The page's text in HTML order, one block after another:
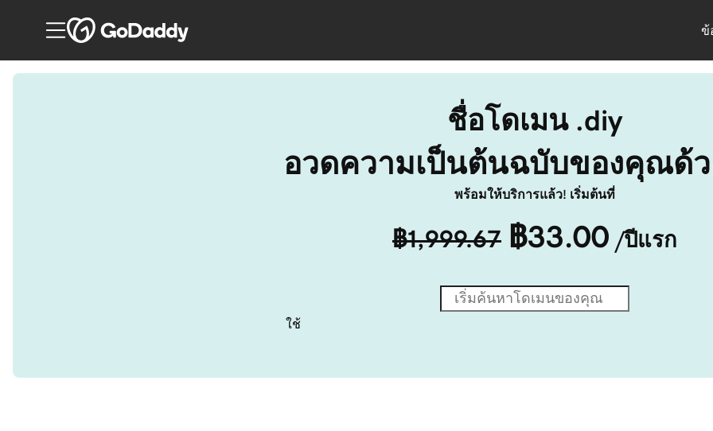
ข้
ชื่อโดเมน .diy
อวดความเป็นต้นฉบับของคุณด้ว
พร้อมให้บริการแล้ว! เริ่มต้นที่
฿1,999.67 ฿33.00 /ปีแรก
ใช้